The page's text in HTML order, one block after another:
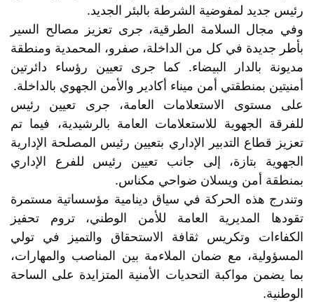
رئيس جديد لمفوضية الشرطة بالبئر الجديد.
وفي مجال السلامة الطرقية، جرى تعزيز مصالح السير
بأطر جديدة في كل من الداخلة، صفرو، المحمدية ومنطقة
مديونة بالدار البيضاء. كما جرى تعيين رؤساء دائرتين
أمنيتين بمنطقتي أمن ميناء أكادير والأمن الجهوي بالداخلة.
على مستوى الاستعلامات العامة، جرى تعيين رئيس
للفرقة الجهوية للاستعلامات العامة بالرشيدية، فيما تم
تعزيز قطاع التدبير الإداري بتعيين رئيس المصلحة الإدارية
الجهوية بتازة، إلى جانب تعيين رئيس للفرع الإداري
بمنطقة أمن ويسلان ضواحي مكناس.
وتندرج هذه الحركة في سياق دينامية مؤسساتية مستمرة
تقودها المديرية العامة للأمن الوطني، تروم تحفيز
الكفاءات وتكريس ثقافة الاستحقاق والتميز في تولي
المسؤولية، مع ضمان الملاءمة بين المناصب والمهارات،
بما يضمن مواكبة التحديات الأمنية المتزايدة على الساحة
الوطنية.